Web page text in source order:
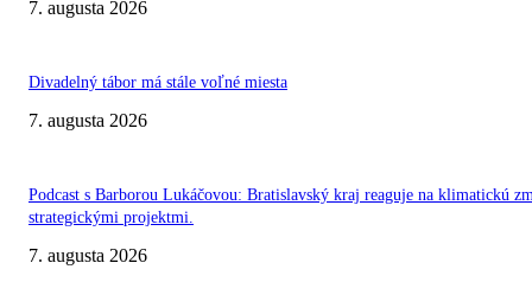
7. augusta 2026
Divadelný tábor má stále voľné miesta
7. augusta 2026
Podcast s Barborou Lukáčovou: Bratislavský kraj reaguje na klimatickú
strategickými projektmi.
7. augusta 2026